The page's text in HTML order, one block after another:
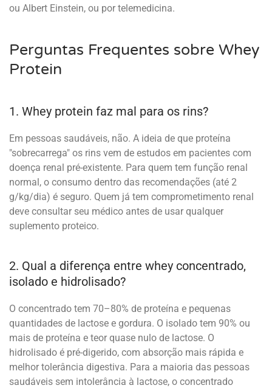
ou Albert Einstein, ou por telemedicina.
Perguntas Frequentes sobre Whey
Protein
1. Whey protein faz mal para os rins?
Em pessoas saudáveis, não. A ideia de que proteína
"sobrecarrega" os rins vem de estudos em pacientes com
doença renal pré-existente. Para quem tem função renal
normal, o consumo dentro das recomendações (até 2
g/kg/dia) é seguro. Quem já tem comprometimento renal
deve consultar seu médico antes de usar qualquer
suplemento proteico.
2. Qual a diferença entre whey concentrado,
isolado e hidrolisado?
O concentrado tem 70–80% de proteína e pequenas
quantidades de lactose e gordura. O isolado tem 90% ou
mais de proteína e teor quase nulo de lactose. O
hidrolisado é pré-digerido, com absorção mais rápida e
melhor tolerância digestiva. Para a maioria das pessoas
saudáveis sem intolerância à lactose, o concentrado